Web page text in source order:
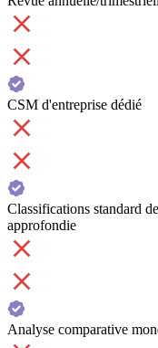
CSM d'entreprise dédié
Classifications standard
approfondie
Analyse comparative